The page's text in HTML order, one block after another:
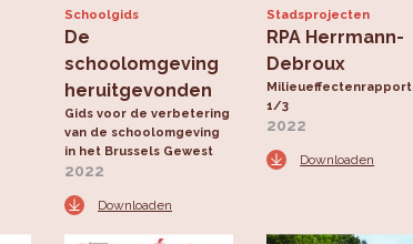
Schoolgids
De
schoolomgeving
heruitgevonden
Gids voor de verbetering
van de schoolomgeving
in het Brussels Gewest
2022
Downloaden
Stadsprojecten
RPA Herrmann-
Debroux
Milieueffectenrapport
1/3
2022
Downloaden